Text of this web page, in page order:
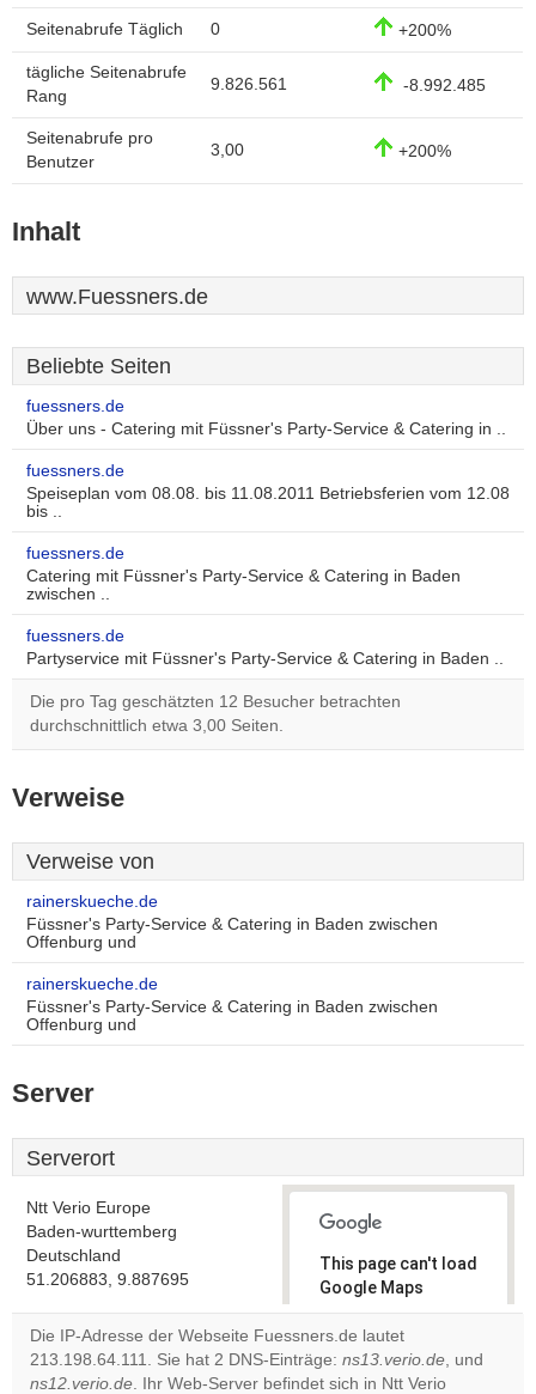
Seitenabrufe Täglich 0 +200%
tägliche Seitenabrufe
Rang
9.826.561 -8.992.485
Seitenabrufe pro
Benutzer
3,00 +200%
Inhalt
www.Fuessners.de
Beliebte Seiten
fuessners.de
Über uns - Catering mit Füssner's Party-Service & Catering in ..
fuessners.de
Speiseplan vom 08.08. bis 11.08.2011 Betriebsferien vom 12.08
bis ..
fuessners.de
Catering mit Füssner's Party-Service & Catering in Baden
zwischen ..
fuessners.de
Partyservice mit Füssner's Party-Service & Catering in Baden ..
Die pro Tag geschätzten 12 Besucher betrachten
durchschnittlich etwa 3,00 Seiten.
Verweise
Verweise von
rainerskueche.de
Füssner's Party-Service & Catering in Baden zwischen
Offenburg und
rainerskueche.de
Füssner's Party-Service & Catering in Baden zwischen
Offenburg und
Server
Serverort
Ntt Verio Europe
Baden-wurttemberg
Deutschland
51.206883, 9.887695
This page can't load
Google Maps
correctly.
Do you
own this
Die IP-Adresse der Webseite Fuessners.de lautet
213.198.64.111. Sie hat 2 DNS-Einträge: ns13.verio.de, und
ns12.verio.de. Ihr Web-Server befindet sich in Ntt Verio